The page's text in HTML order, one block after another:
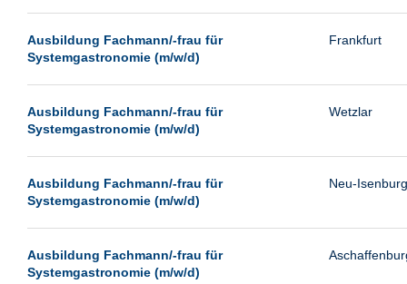
Neubrandenburg
Neumünster
Neunkirchen
Paderborn
Passau
Pforzheim
Schwerin
Ausbildung Fachmann/-frau für
Systemgastronomie (m/w/d)
Frankfurt
Ausbildung Fachmann/-frau für
Systemgastronomie (m/w/d)
Wetzlar
Ausbildung Fachmann/-frau für
Systemgastronomie (m/w/d)
Neu-Isenburg
Ausbildung Fachmann/-frau für
Systemgastronomie (m/w/d)